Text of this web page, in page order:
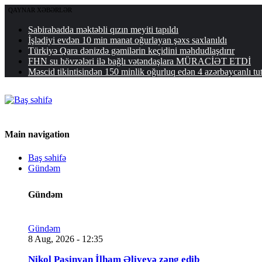
QAYNAR XƏBƏRLƏR
Sabirabadda məktəbli qızın meyiti tapıldı
İşlədiyi evdən 10 min manat oğurlayan şəxs saxlanıldı
Türkiyə Qara dənizdə gəmilərin keçidini məhdudlaşdırır
FHN su hövzələri ilə bağlı vətəndaşlara MÜRACİƏT ETDİ
Məscid tikintisindən 150 minlik oğurluq edən 4 azərbaycanlı
Main navigation
Baş səhifə
Gündəm
Gündəm
Gündəm
8 Aug, 2026 - 12:35
Nikol Paşinyan İlham Əliyevə zəng edib